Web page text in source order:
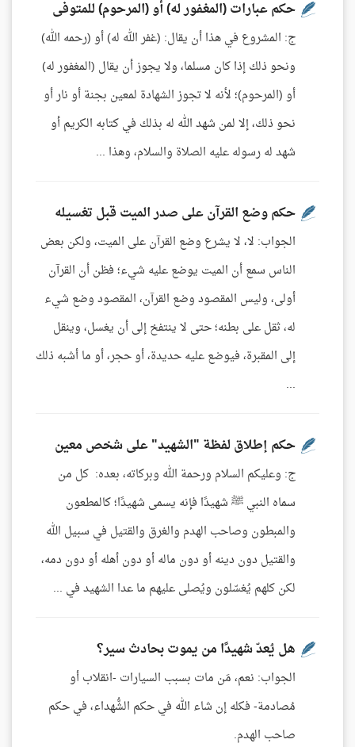
حكم عبارات (المغفور له) أو (المرحوم) للمتوفى
ج: المشروع في هذا أن يقال: (غفر الله له) أو (رحمه الله)
ونحو ذلك إذا كان مسلما، ولا يجوز أن يقال (المغفور له)
أو (المرحوم)؛ لأنه لا تجوز الشهادة لمعين بجنة أو نار أو
نحو ذلك، إلا لمن شهد الله له بذلك في كتابه الكريم أو
شهد له رسوله عليه الصلاة والسلام، وهذا ...
حكم وضع القرآن على صدر الميت قبل تغسيله
الجواب: لا، لا يشرع وضع القرآن على الميت، ولكن بعض
الناس سمع أن الميت يوضع عليه شيء؛ فظن أن القرآن
أولى، وليس المقصود وضع القرآن، المقصود وضع شيء
له، ثقل على بطنه؛ حتى لا ينتفخ إلى أن يغسل، وينقل
إلى المقبرة، فيوضع عليه حديدة، أو حجر، أو ما أشبه ذلك
...
حكم إطلاق لفظة "الشهيد" على شخص معين
ج: وعليكم السلام ورحمة الله وبركاته، بعده: كل من
سماه النبي ﷺ شهيدًا فإنه يسمى شهيدًا؛ كالمطعون
والمبطون وصاحب الهدم والغرق والقتيل في سبيل الله
والقتيل دون دينه أو دون ماله أو دون أهله أو دون دمه،
لكن كلهم يُغسّلون ويُصلى عليهم ما عدا الشهيد في ...
هل يُعدّ شهيدًا من يموت بحادث سير؟
الجواب: نعم، مَن مات بسبب السيارات -انقلاب أو
مُصادمة- فكله إن شاء الله في حكم الشُّهداء، في حكم
صاحب الهدم.